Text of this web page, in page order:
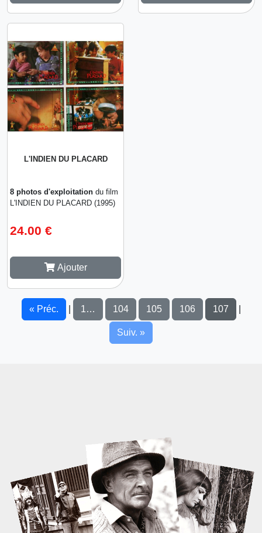
L'INDIEN DU PLACARD
8 photos d'exploitation du film
L'INDIEN DU PLACARD (1995)
24.00 €
Ajouter
« Préc. 1… 104 105 106 107
Suiv. »